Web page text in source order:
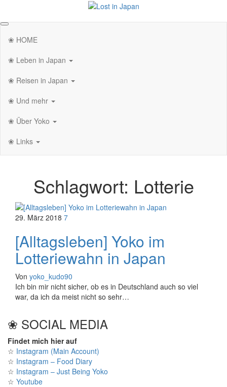
springen
❀ HOME
❀ Leben in Japan
❀ Reisen in Japan
❀ Und mehr
❀ Über Yoko
❀ Links
Schlagwort: Lotterie
29. März 2018 7
[Alltagsleben] Yoko im
Lotteriewahn in Japan
Von yoko_kudo90
Ich bin mir nicht sicher, ob es in Deutschland auch so viel
war, da ich da meist nicht so sehr…
❀ SOCIAL MEDIA
Findet mich hier auf
☆ Instagram (Main Account)
☆ Instagram – Food Diary
☆ Instagram – Just Being Yoko
☆ Youtube